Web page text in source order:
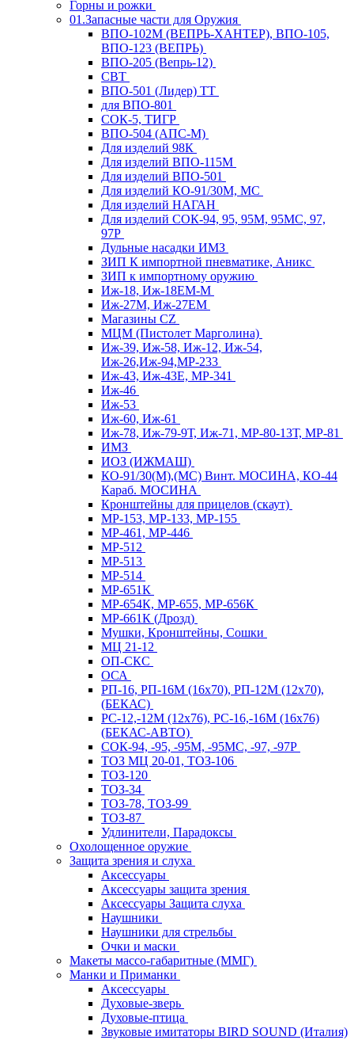
Горны и рожки
01.Запасные части для Оружия
ВПО-102М (ВЕПРЬ-ХАНТЕР), ВПО-105,
ВПО-123 (ВЕПРЬ)
ВПО-205 (Вепрь-12)
СВТ
ВПО-501 (Лидер) ТТ
для ВПО-801
СОК-5, ТИГР
ВПО-504 (АПС-М)
Для изделий 98К
Для изделий ВПО-115М
Для изделий ВПО-501
Для изделий КО-91/30М, МС
Для изделий НАГАН
Для изделий СОК-94, 95, 95М, 95МС, 97,
97Р
Дульные насадки ИМЗ
ЗИП К импортной пневматике, Аникс
ЗИП к импортному оружию
Иж-18, Иж-18ЕМ-М
Иж-27М, Иж-27ЕМ
Магазины CZ
МЦМ (Пистолет Марголина)
Иж-39, Иж-58, Иж-12, Иж-54,
Иж-26,Иж-94,МР-233
Иж-43, Иж-43Е, МР-341
Иж-46
Иж-53
Иж-60, Иж-61
Иж-78, Иж-79-9Т, Иж-71, МР-80-13Т, МР-81
ИМЗ
ИОЗ (ИЖМАШ)
КО-91/30(М),(МС) Винт. МОСИНА, КО-44
Караб. МОСИНА
Кронштейны для прицелов (скаут)
МР-153, МР-133, МР-155
МР-461, МР-446
МР-512
МР-513
МР-514
МР-651К
МР-654К, МР-655, МР-656К
МР-661К (Дрозд)
Мушки, Кронштейны, Сошки
МЦ 21-12
ОП-СКС
ОСА
РП-16, РП-16М (16х70), РП-12М (12х70),
(БЕКАС)
РС-12,-12М (12х76), РС-16,-16М (16х76)
(БЕКАС-АВТО)
СОК-94, -95, -95М, -95МС, -97, -97Р
ТОЗ МЦ 20-01, ТОЗ-106
ТОЗ-120
ТОЗ-34
ТОЗ-78, ТОЗ-99
ТОЗ-87
Удлинители, Парадоксы
Охолощенное оружие
Защита зрения и слуха
Аксессуары
Аксессуары защита зрения
Аксессуары Защита слуха
Наушники
Наушники для стрельбы
Очки и маски
Макеты массо-габаритные (ММГ)
Манки и Приманки
Аксессуары
Духовые-зверь
Духовые-птица
Звуковые имитаторы BIRD SOUND (Италия)